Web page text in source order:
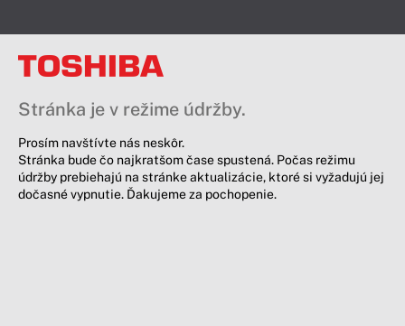
Stránka je v režime údržby.
Prosím navštívte nás neskôr.
Stránka bude čo najkratšom čase spustená. Počas režimu
údržby prebiehajú na stránke aktualizácie, ktoré si vyžadujú jej
dočasné vypnutie. Ďakujeme za pochopenie.